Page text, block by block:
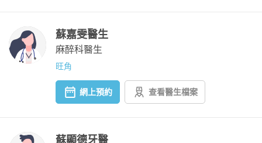
蘇嘉雯醫生
麻醉科醫生
旺角
網上預約 查看醫生檔案
蘇顯德牙醫